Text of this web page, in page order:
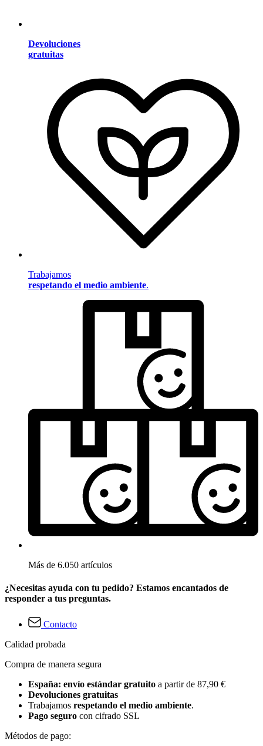
Devoluciones
gratuitas
Trabajamos
respetando el medio ambiente.
Más de 6.050 artículos
¿Necesitas ayuda con tu pedido? Estamos encantados de
responder a tus preguntas.
Contacto
Calidad probada
Compra de manera segura
España: envío estándar gratuito a partir de 87,90 €
Devoluciones gratuitas
Trabajamos respetando el medio ambiente.
Pago seguro con cifrado SSL
Métodos de pago: